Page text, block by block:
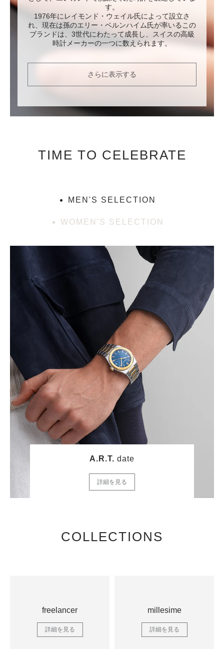
す。
1976年にレイモンド・ウェイル氏によって設立さ
れ、現在は孫のエリー・ベルンハイム氏が率いるこの
ブランドは、3世代にわたって成長し、スイスの高級
時計メーカーの一つに数えられます。
さらに表示する
TIME TO CELEBRATE
MEN'S SELECTION
WOMEN'S SELECTION
A.R.T. date
詳細を見る
COLLECTIONS
freelancer
詳細を見る
millesime
詳細を見る